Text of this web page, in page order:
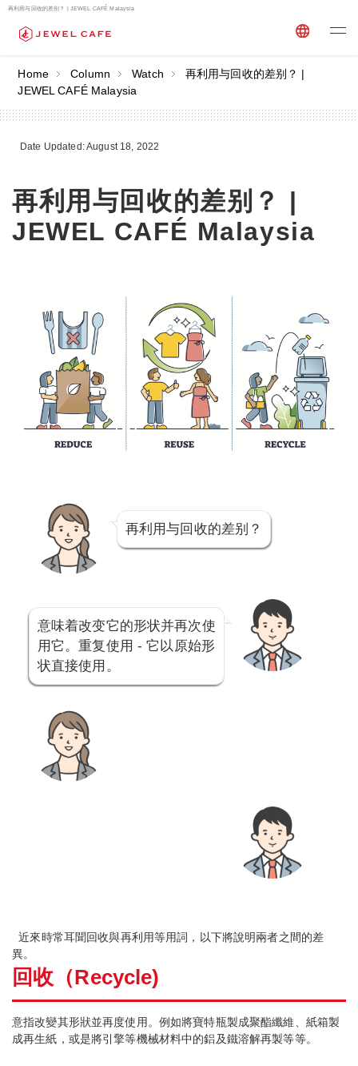
再利用与回收的差别？ | JEWEL CAFÉ Malaysia
Home Column Watch
再利用与回收的差别？ |
JEWEL CAFÉ Malaysia
Date Updated: August 18, 2022
再利用与回收的差别？ |
JEWEL CAFÉ Malaysia
再利用与回收的差别？
意味着改变它的形状并再次使
用它。重复使用 - 它以原始形
状直接使用。
近來時常耳聞回收與再利用等用詞，以下將說明兩者之間的差
異。
回收（Recycle)
意指改變其形狀並再度使用。例如將寶特瓶製成聚酯纖維、紙箱製
成再生紙，或是將引擎等機械材料中的鋁及鐵溶解再製等等。